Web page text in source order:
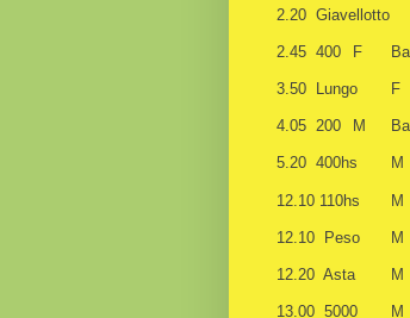
2.20 Giavellotto
2.45 400 F
3.50 Lungo F
4.05 200 M
5.20 400hs M
12.10 110hs M
12.10 Peso M
12.20 Asta M
13.00 5000 M